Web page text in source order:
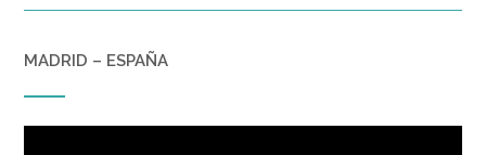
MADRID – ESPAÑA